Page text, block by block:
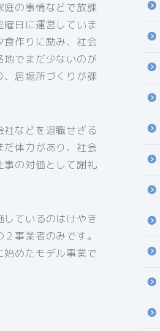
の事情などで放課
日に運営していま
作りに励み、社会
でまだ少ないのが
居場所づくりが課
などを退職せざる
体力があり、社会
の対価として謝礼
ているのはけやき
事業者のみです。
めたモデル事業で